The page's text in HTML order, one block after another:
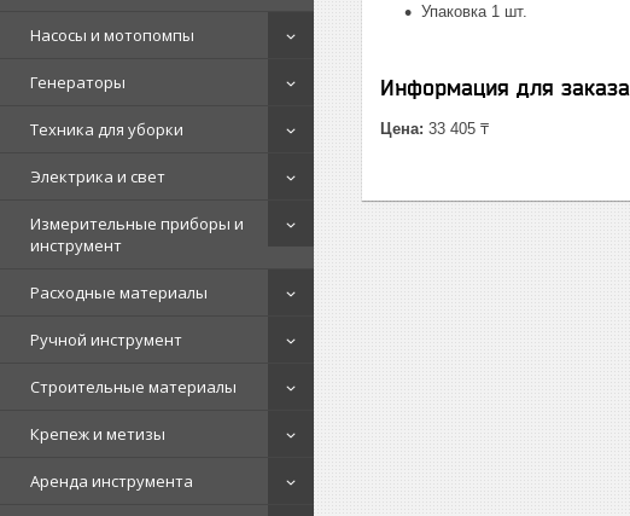
Насосы и мотопомпы
Генераторы
Техника для уборки
Электрика и свет
Измерительные приборы и
инструмент
Расходные материалы
Ручной инструмент
Строительные материалы
Крепеж и метизы
Аренда инструмента
Упаковка 1 шт.
Информация для заказа
Цена: 33 405 ₸